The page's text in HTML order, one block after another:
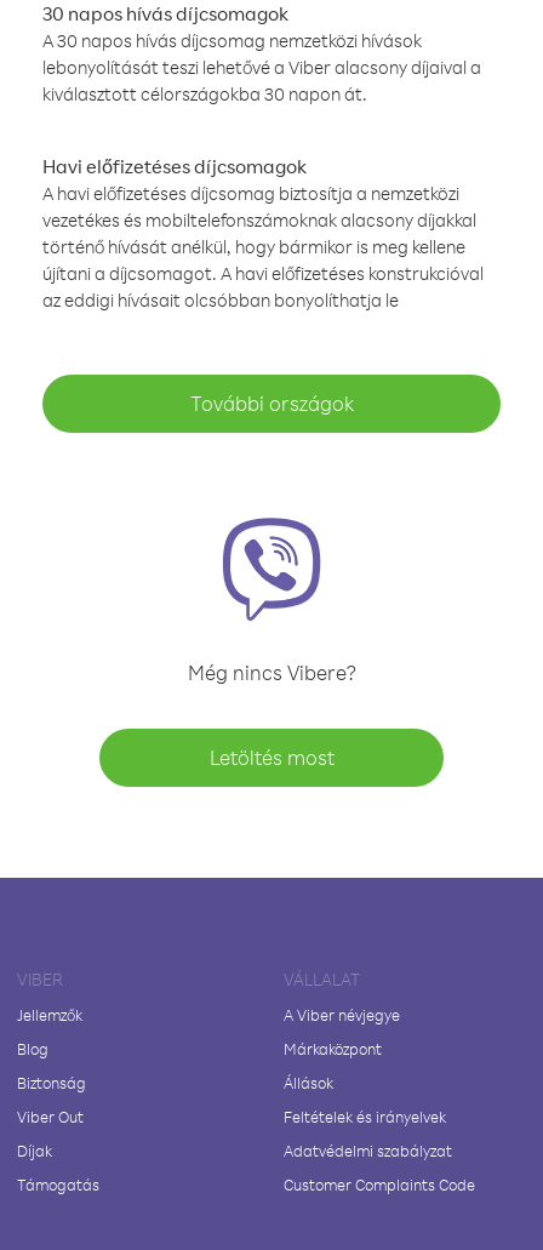
30 napos hívás díjcsomagok
A 30 napos hívás díjcsomag nemzetközi hívások
lebonyolítását teszi lehetővé a Viber alacsony díjaival a
kiválasztott célországokba 30 napon át.
Havi előfizetéses díjcsomagok
A havi előfizetéses díjcsomag biztosítja a nemzetközi
vezetékes és mobiltelefonszámoknak alacsony díjakkal
történő hívását anélkül, hogy bármikor is meg kellene
újítani a díjcsomagot. A havi előfizetéses konstrukcióval
az eddigi hívásait olcsóbban bonyolíthatja le
További országok
Még nincs Vibere?
Letöltés most
VIBER
Jellemzők
Blog
Biztonság
Viber Out
Díjak
Támogatás
VÁLLALAT
A Viber névjegye
Márkaközpont
Állások
Feltételek és irányelvek
Adatvédelmi szabályzat
Customer Complaints Code